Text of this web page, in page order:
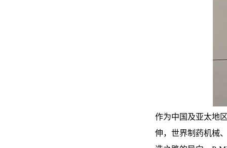
作为中国及亚太地
伸，世界制药机械